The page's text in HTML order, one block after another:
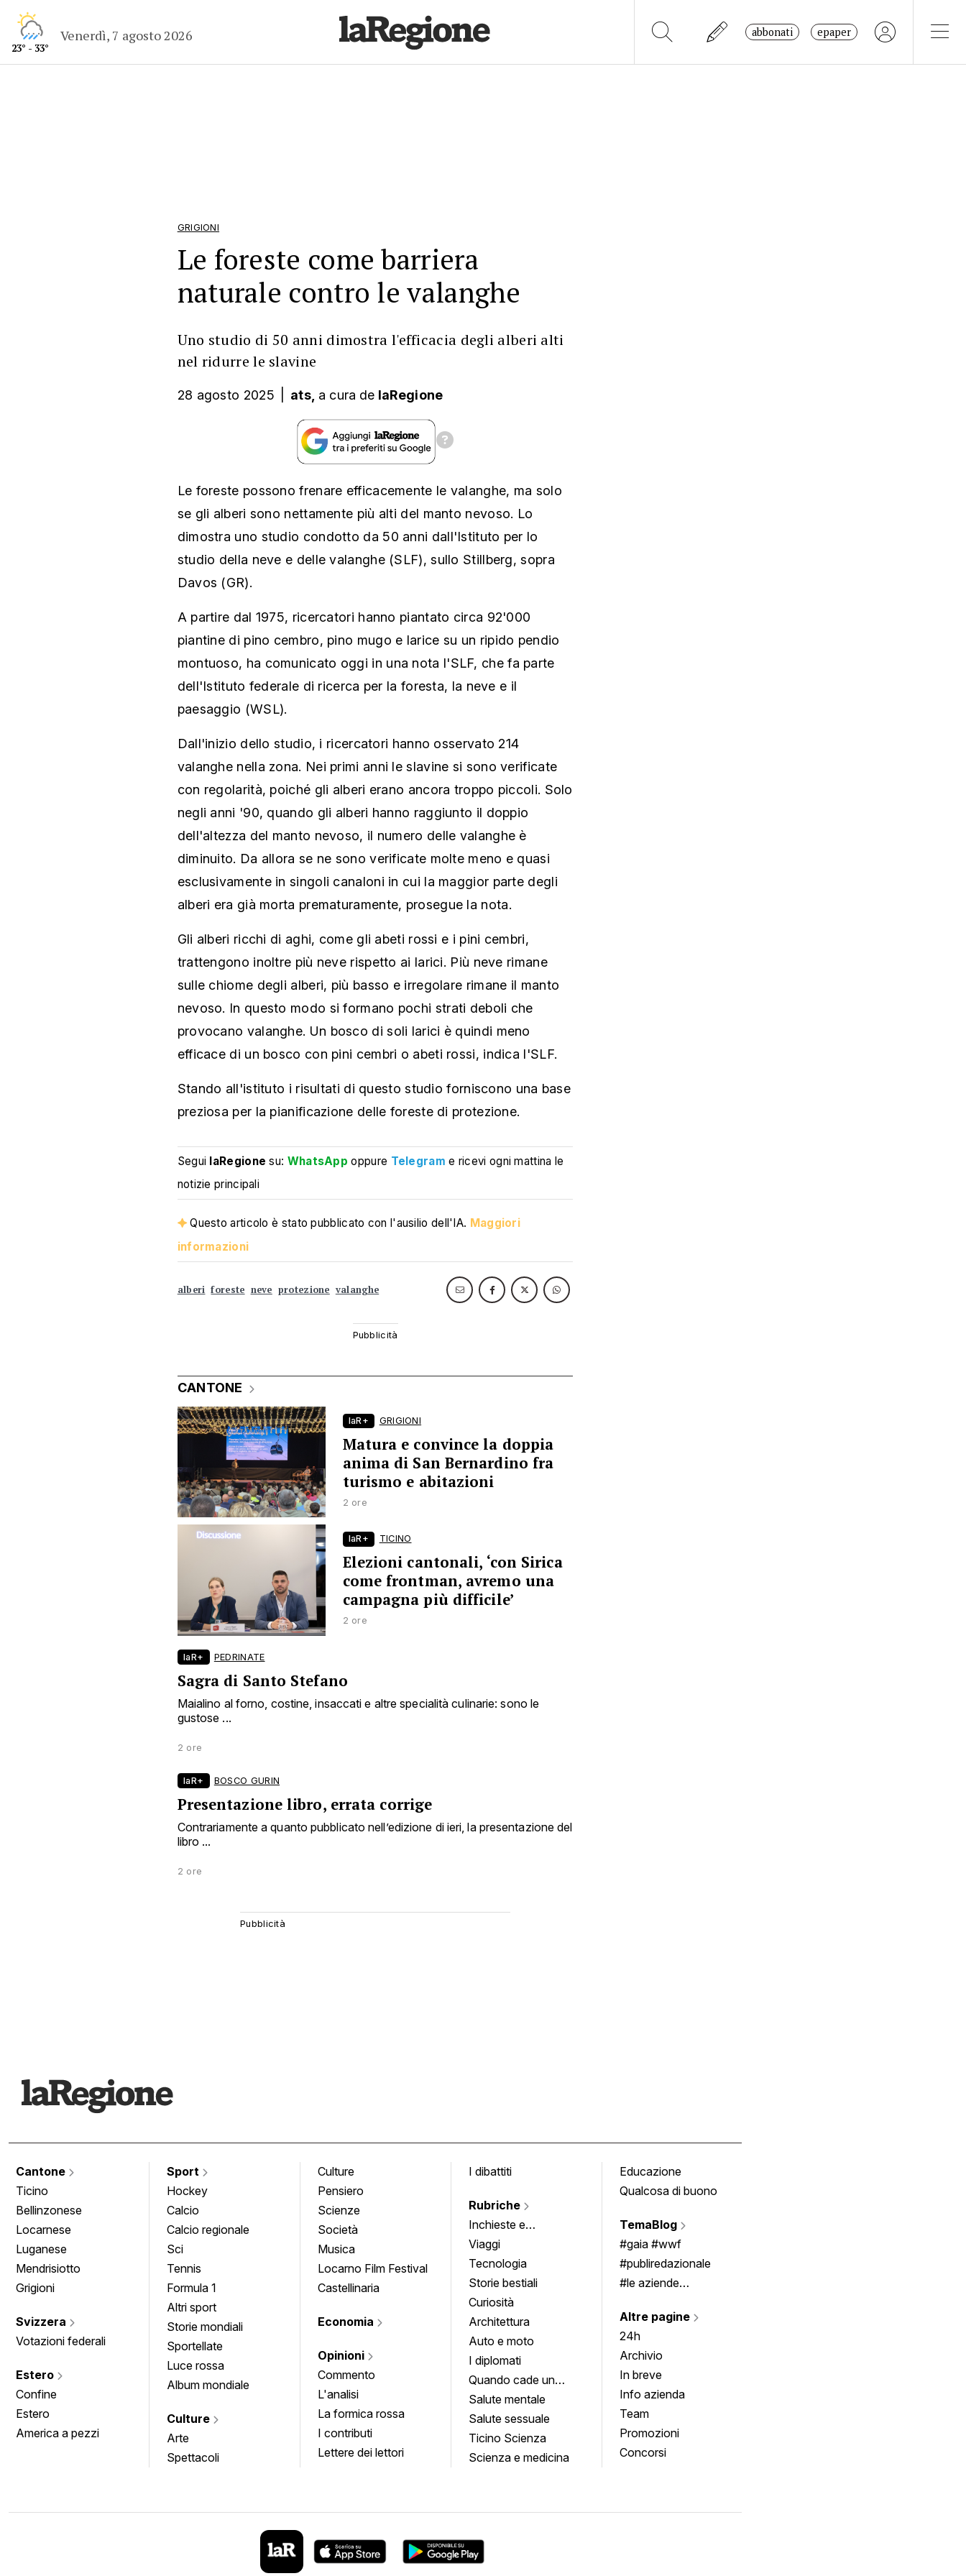
23° - 33°
Venerdì, 7 agosto 2026 abbonati epaper
GRIGIONI
Le foreste come barriera
naturale contro le valanghe
Uno studio di 50 anni dimostra l'efficacia degli alberi alti
nel ridurre le slavine
28 agosto 2025 ats, a cura de laRegione
Le foreste possono frenare efficacemente le valanghe, ma solo
se gli alberi sono nettamente più alti del manto nevoso. Lo
dimostra uno studio condotto da 50 anni dall'Istituto per lo
studio della neve e delle valanghe (SLF), sullo Stillberg, sopra
Davos (GR).
A partire dal 1975, ricercatori hanno piantato circa 92'000
piantine di pino cembro, pino mugo e larice su un ripido pendio
montuoso, ha comunicato oggi in una nota l'SLF, che fa parte
dell'Istituto federale di ricerca per la foresta, la neve e il
paesaggio (WSL).
Dall'inizio dello studio, i ricercatori hanno osservato 214
valanghe nella zona. Nei primi anni le slavine si sono verificate
con regolarità, poiché gli alberi erano ancora troppo piccoli. Solo
negli anni '90, quando gli alberi hanno raggiunto il doppio
dell'altezza del manto nevoso, il numero delle valanghe è
diminuito. Da allora se ne sono verificate molte meno e quasi
esclusivamente in singoli canaloni in cui la maggior parte degli
alberi era già morta prematuramente, prosegue la nota.
Gli alberi ricchi di aghi, come gli abeti rossi e i pini cembri,
trattengono inoltre più neve rispetto ai larici. Più neve rimane
sulle chiome degli alberi, più basso e irregolare rimane il manto
nevoso. In questo modo si formano pochi strati deboli che
provocano valanghe. Un bosco di soli larici è quindi meno
efficace di un bosco con pini cembri o abeti rossi, indica l'SLF.
Stando all'istituto i risultati di questo studio forniscono una base
preziosa per la pianificazione delle foreste di protezione.
Segui laRegione su: WhatsApp oppure Telegram e ricevi ogni mattina le
notizie principali
Questo articolo è stato pubblicato con l'ausilio dell'IA. Maggiori
informazioni
alberi foreste neve protezione valanghe
CANTONE
laR+ GRIGIONI
Matura e convince la doppia
anima di San Bernardino fra
turismo e abitazioni
2 ore
laR+ TICINO
Elezioni cantonali, ‘con Sirica
come frontman, avremo una
campagna più difficile’
2 ore
laR+ PEDRINATE
Sagra di Santo Stefano
Maialino al forno, costine, insaccati e altre specialità culinarie: sono le
gustose ...
2 ore
laR+ BOSCO GURIN
Presentazione libro, errata corrige
Contrariamente a quanto pubblicato nell’edizione di ieri, la presentazione del
libro ...
2 ore
Cantone
Ticino
Bellinzonese
Locarnese
Luganese
Mendrisiotto
Grigioni
Svizzera
Votazioni federali
Estero
Confine
Estero
America a pezzi
Sport
Hockey
Calcio
Calcio regionale
Sci
Tennis
Formula 1
Altri sport
Storie mondiali
Sportellate
Luce rossa
Album mondiale
Culture
Arte
Spettacoli
Culture
Pensiero
Scienze
Società
Musica
Locarno Film Festival
Castellinaria
Economia
Opinioni
Commento
L'analisi
La formica rossa
I contributi
Lettere dei lettori
I dibattiti
Rubriche
Inchieste e
approfondimenti
Viaggi
Tecnologia
Storie bestiali
Curiosità
Architettura
Auto e moto
I diplomati
Quando cade un
quadro
Salute mentale
Salute sessuale
Ticino Scienza
Scienza e medicina
Educazione
Qualcosa di buono
TemaBlog
#gaia #wwf
#publiredazionale
#le aziende
Altre pagine
24h
Archivio
In breve
Info azienda
Team
Promozioni
Concorsi